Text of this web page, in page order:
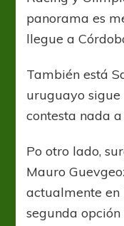
panorama es
llegue a
También está
uruguayo
contesta nada
Po otro lado,
Mauro
actualmente en
segunda